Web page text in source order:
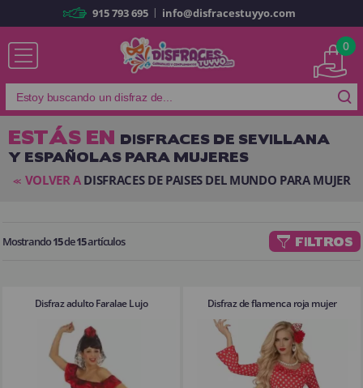
Ya soy cliente
Recordarme ¿Olvidó su contraseña?
disfracestuyyo.com
podrás realizar tus
compras rápidamente en nuestra tienda virtual, revisar el estado de tus
pedidos y consultar tus operaciones anteriores.
¡Adelante! Te estabamos esperando.
915 793 695 | info@disfracestuyyo.com
0
ESTÁS EN DISFRACES DE SEVILLANA
Y ESPAÑOLAS PARA MUJERES
<< VOLVER A DISFRACES DE PAISES DEL MUNDO PARA MUJER
Mostrando15de15artículos FILTROS
Disfraz adulto Faralae Lujo Disfraz de flamenca roja mujer